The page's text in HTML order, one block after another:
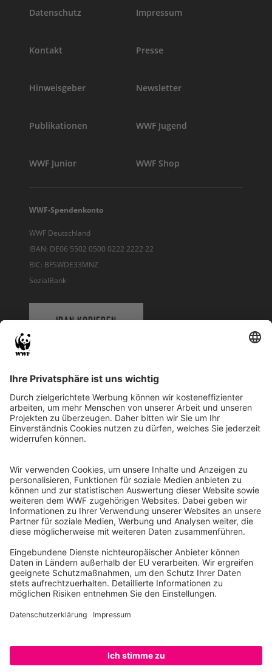
Datenschutz Impressum
Kontakt Presse
Hinweisgeber Newsletter
Publikationen WWF Jugend
WWF Junior WWF Shop
WWF-Spendenkonto
WWF Deutschland
IBAN: DE06 5502 0500 0222 2222 22
BIC: BFSWDE33MNZ
SozialBank
IBAN KOPIEREN
WWF Deutschland
Reinhardtstr. 18
10117 Berlin
Ihre Spende kann steuerlich geltend gemacht werden
Registriert als Stiftung WWF Deutschland, Senatsverwaltung für
Justiz Berlin, Az: 3416/976/2
Umsatzsteuer-Identifikationsnummer: DE 114236103
Freistellungsbescheid: Als gemeinnützige Körperschaft befreit
von der Körperschaftssteuer gem. §5 I 9 KStg. unter der
Steuernummer 27/641/09321